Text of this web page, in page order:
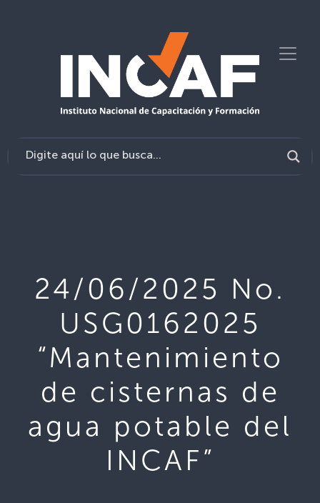
24/06/2025 No.
USG0162025
“Mantenimiento
de cisternas de
agua potable del
INCAF”